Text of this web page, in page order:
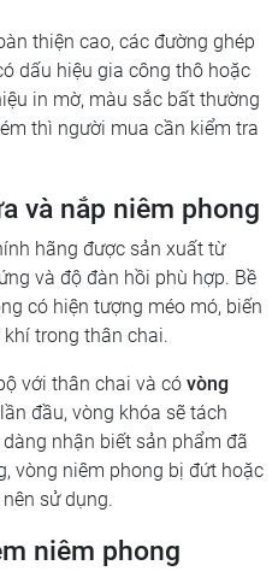
thiện cao, các đường ghép
dấu hiệu gia công thô hoặc
in mờ, màu sắc bất thường
thì người mua cần kiểm tra
và nắp niêm phong
hãng được sản xuất từ
và độ đàn hồi phù hợp. Bề
có hiện tượng méo mó, biến
trong thân chai.
với thân chai và có vòng
đầu, vòng khóa sẽ tách
nhận biết sản phẩm đã
vòng niêm phong bị đứt hoặc
sử dụng.
niêm phong